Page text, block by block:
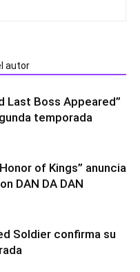
autor
Last Boss Appeared”
temporada
of Kings” anuncia
DAN DA DAN
Soldier confirma su